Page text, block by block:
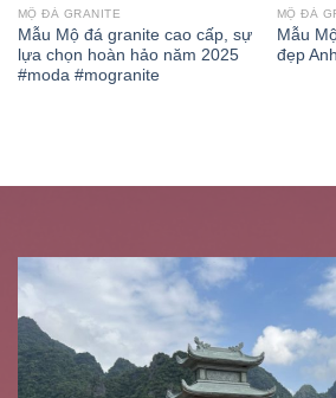
MỘ ĐÁ GRANITE
Mẫu Mộ đá granite cao cấp, sự
lựa chọn hoàn hảo năm 2025
#moda #mogranite
MỘ ĐÁ
Mẫu
đẹp